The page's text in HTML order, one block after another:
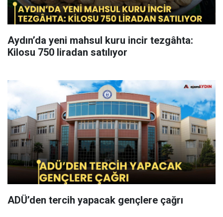
Aydın’da yeni mahsul kuru incir tezgâhta:
Kilosu 750 liradan satılıyor
ADÜ’den tercih yapacak gençlere çağrı